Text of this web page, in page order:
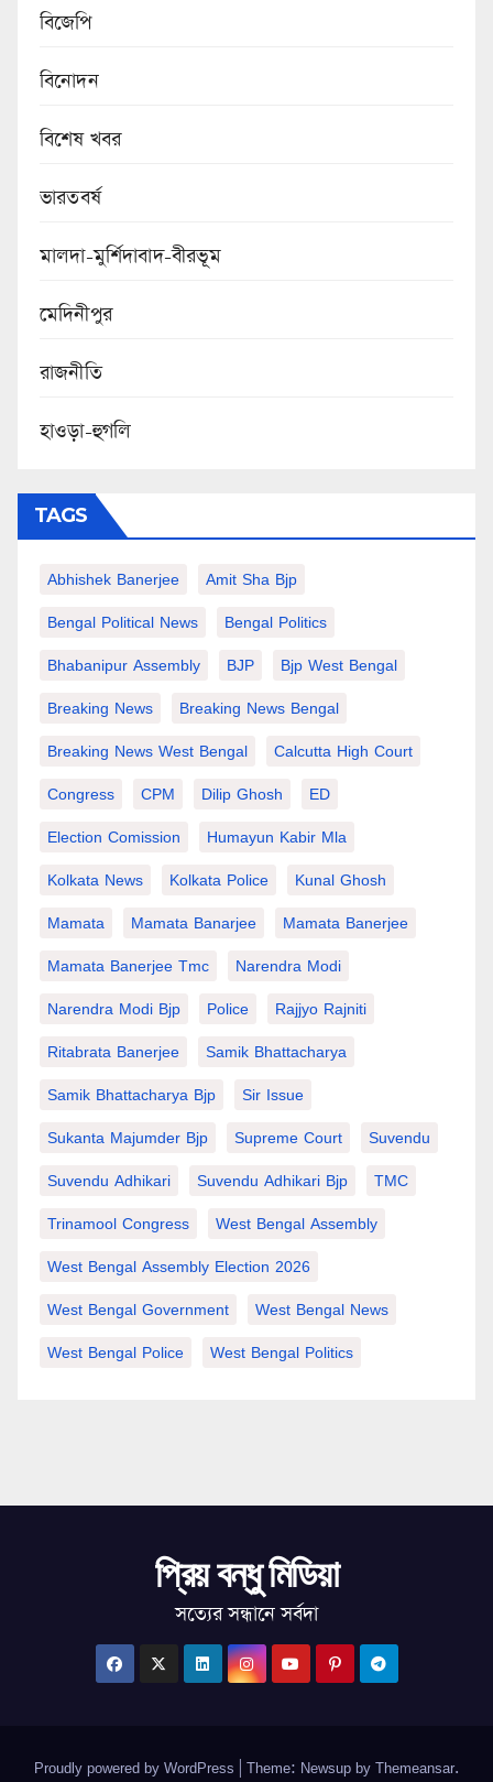
বিজেপি
বিনোদন
বিশেষ খবর
ভারতবর্ষ
মালদা-মুর্শিদাবাদ-বীরভূম
মেদিনীপুর
রাজনীতি
হাওড়া-হুগলি
TAGS
Abhishek Banerjee
Amit Sha Bjp
Bengal Political News
Bengal Politics
Bhabanipur Assembly
BJP
Bjp West Bengal
Breaking News
Breaking News Bengal
Breaking News West Bengal
Calcutta High Court
Congress
CPM Dilip Ghosh
ED
Election Comission
Humayun Kabir Mla
Kolkata News
Kolkata Police
Kunal Ghosh
Mamata
Mamata Banarjee
Mamata Banerjee
Mamata Banerjee Tmc
Narendra Modi
Narendra Modi Bjp
Police
Rajjyo Rajniti
Ritabrata Banerjee
Samik Bhattacharya
Samik Bhattacharya Bjp
Sir Issue
Sukanta Majumder Bjp
Supreme Court
Suvendu
Suvendu Adhikari
Suvendu Adhikari Bjp
TMC
Trinamool Congress
West Bengal Assembly
West Bengal Assembly Election 2026
West Bengal Government
West Bengal News
West Bengal Police
West Bengal Politics
প্রিয় বন্ধু মিডিয়া
সত্যের সন্ধানে সর্বদা
Proudly powered by WordPress Theme: Newsup by Themeansar.